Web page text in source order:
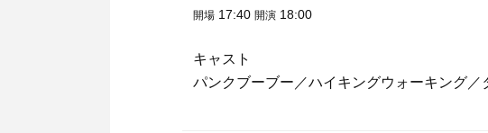
開場 17:40 開演 18:00
キャスト
パンクブーブー／ハイキングウォーキング／